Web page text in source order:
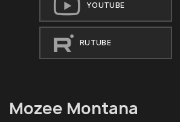
YOUTUBE
RUTUBE
Mozee Montana